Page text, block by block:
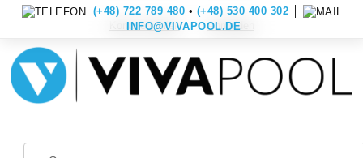
Konto erstellen Anmelden
(+48) 722 789 480 • (+48) 530 400 302
INFO@VIVAPOOL.DE